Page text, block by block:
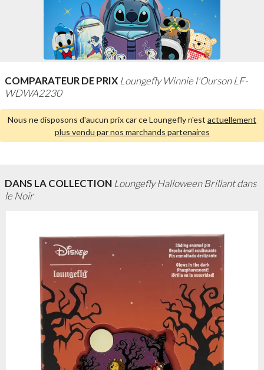
COMPARATEUR DE PRIX Loungefly Winnie l'Ourson LF-
WDWA2230
Nous ne disposons d'aucun prix car ce Loungefly n'est actuellement
plus vendu par nos marchands partenaires
DANS LA COLLECTION Loungefly Halloween Brillant dans
le Noir